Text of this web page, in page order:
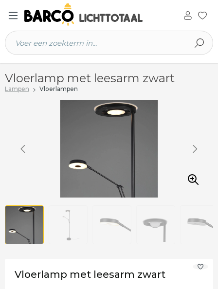
hoofdinhoud
Vloerlamp met leesarm zwart
Lampen Vloerlampen
Vloerlamp met leesarm zwart